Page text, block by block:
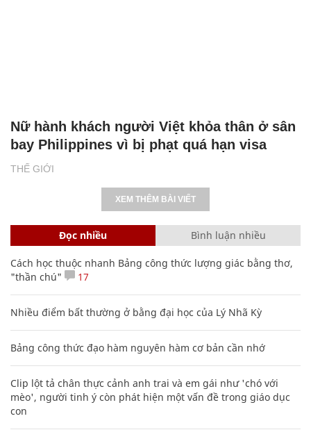
THẾ GIỚI
Nữ hành khách người Việt khỏa thân ở sân
bay Philippines vì bị phạt quá hạn visa
XEM THÊM BÀI VIẾT
Đọc nhiều Bình luận nhiều
Cách học thuộc nhanh Bảng công thức lượng giác bằng thơ,
"thần chú"
17
Nhiều điểm bất thường ở bằng đại học của Lý Nhã Kỳ
Bảng công thức đạo hàm nguyên hàm cơ bản cần nhớ
Clip lột tả chân thực cảnh anh trai và em gái như 'chó với
mèo', người tinh ý còn phát hiện một vấn đề trong giáo dục
con